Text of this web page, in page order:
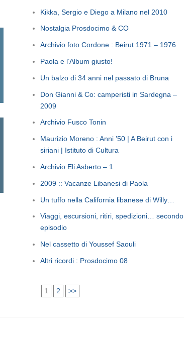
Kikka, Sergio e Diego a Milano nel 2010
Nostalgia Prosdocimo & CO
Archivio foto Cordone : Beirut 1971 – 1976
Paola e l’Album giusto!
Un balzo di 34 anni nel passato di Bruna
Don Gianni & Co: camperisti in Sardegna –
2009
Archivio Fusco Tonin
Maurizio Moreno : Anni ’50 | A Beirut con i
siriani | Istituto di Cultura
Archivio Eli Asberto – 1
2009 :: Vacanze Libanesi di Paola
Un tuffo nella California libanese di Willy…
Viaggi, escursioni, ritiri, spedizioni… secondo
episodio
Nel cassetto di Youssef Saouli
Altri ricordi : Prosdocimo 08
1 2 >>